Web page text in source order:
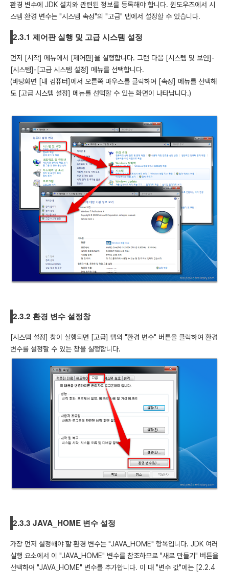
환경 변수에 JDK 설치와 관련된 정보를 등록해야 합니다. 윈도우즈에서 시
스템 환경 변수는 "시스템 속성"의 "고급" 탭에서 설정할 수 있습니다.
2.3.1 제어판 실행 및 고급 시스템 설정
먼저 [시작] 메뉴에서 [제어판]을 실행합니다. 그런 다음 [시스템 및 보안]-
[시스템]-[고급 시스템 설정] 메뉴를 선택합니다.
(바탕화면 [내 컴퓨터]에서 오른쪽 마우스를 클릭하여 [속성] 메뉴를 선택해
도 [고급 시스템 설정] 메뉴를 선택할 수 있는 화면이 나타납니다.)
2.3.2 환경 변수 설정창
[시스템 설정] 창이 실행되면 [고급] 탭의 "환경 변수" 버튼을 클릭하여 환경
변수를 설정할 수 있는 창을 실행합니다.
2.3.3 JAVA_HOME 변수 설정
가장 먼저 설정해야 할 환경 변수는 "JAVA_HOME" 항목입니다. JDK 여러
실행 요소에서 이 "JAVA_HOME" 변수를 참조하므로 "새로 만들기" 버튼을
선택하여 "JAVA_HOME" 변수를 추가합니다. 이 때 "변수 값"에는 [2.2.4